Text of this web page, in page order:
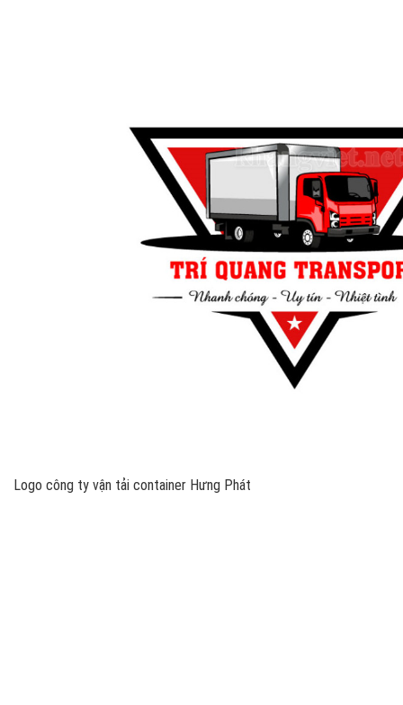
Logo công ty vận tải container Hưng Phát